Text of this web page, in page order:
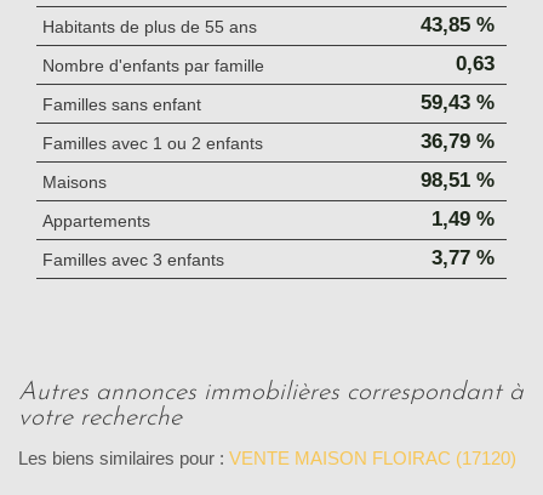
Habitants de plus de 55 ans 43,85 %
Nombre d'enfants par famille 0,63
Familles sans enfant 59,43 %
Familles avec 1 ou 2 enfants 36,79 %
Maisons 98,51 %
Appartements 1,49 %
Familles avec 3 enfants 3,77 %
autres annonces immobilières correspondant à
votre recherche
Les biens similaires pour : VENTE MAISON FLOIRAC (17120)